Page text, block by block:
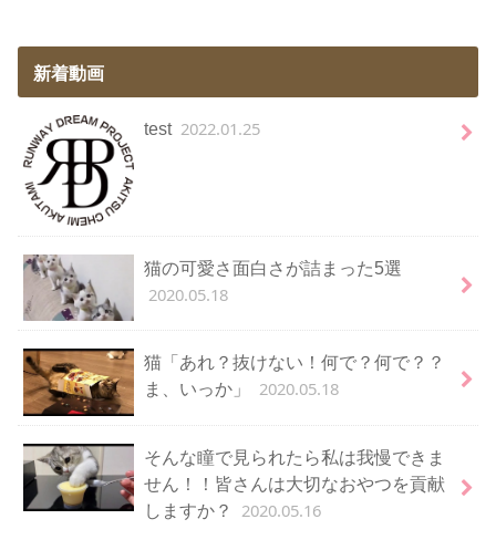
新着動画
test 2022.01.25
猫の可愛さ面白さが詰まった5選
2020.05.18
猫「あれ？抜けない！何で？何で？？
ま、いっか」
2020.05.18
そんな瞳で見られたら私は我慢できま
せん！！皆さんは大切なおやつを貢献
しますか？
2020.05.16